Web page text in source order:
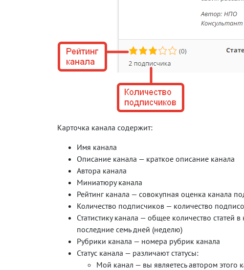
Карточка канала содержит:
Имя канала
Описание канала — краткое описание канала
Автора канала
Миниатюру канала
Рейтинг канала — совокупная оценка канала
Количество подписчиков — количество
Статистику канала — общее количество статей
последние семь дней (неделю)
Рубрики канала — номера рубрик канала
Статус канала — различают статусы:
Мой канал — вы являетесь автором этого